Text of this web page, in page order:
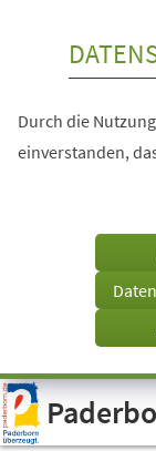
Visuelle
Assistenzsoftware
öffnen.
Durch die
einverstanden,